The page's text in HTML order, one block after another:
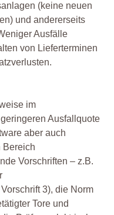
(keine neuen
und andererseits
Ausfälle
von Lieferterminen
im
Ausfallquote
aber auch
Bereich
Vorschriften – z.B.
3), die Norm
Tore und